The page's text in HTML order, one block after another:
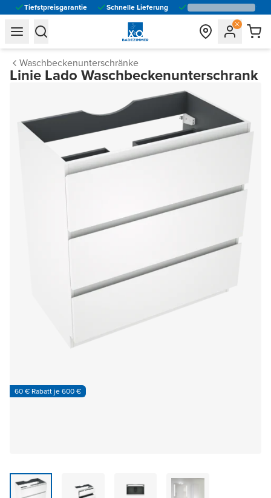
Tiefstpreisgarantie Schnelle Lieferung
general.navigation.toggle_menu.label
general.navigation.toggle_menu.label
Waschbeckenunterschränke
Linie Lado Waschbeckenunterschrank
60 € Rabatt je 600 €